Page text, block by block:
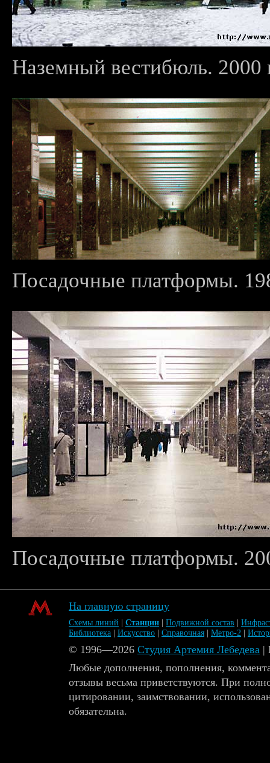
Наземный вестибюль. 2000
Посадочные платформы.
Посадочные платформы.
На главную страницу
Схемы линий | Станции | Подвижной состав |
Библиотека | Искусство | Справочная | Метро-2 |
© 1996—2026 Студия Артемия Лебедева |
Любые дополнения, пополнения,
отзывы весьма приветствуются. При
цитировании, заимствовании,
обязательна.